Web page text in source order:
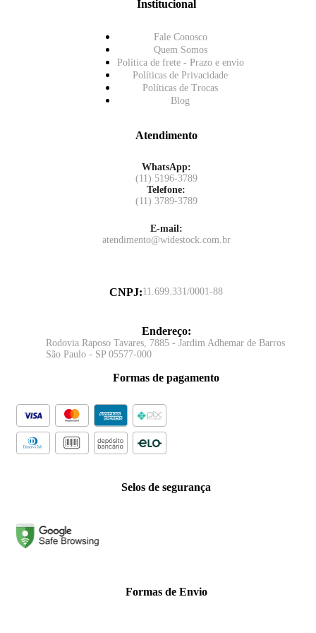
Institucional
Fale Conosco
Quem Somos
Política de frete - Prazo e envio
Políticas de Privacidade
Políticas de Trocas
Blog
Atendimento
WhatsApp:
(11) 5196-3789
Telefone:
(11) 3789-3789
E-mail:
atendimento@widestock.com.br
CNPJ:11.699.331/0001-88
Endereço:
Rodovia Raposo Tavares, 7885 - Jardim Adhemar de Barros
São Paulo - SP 05577-000
Formas de pagamento
Selos de segurança
Formas de Envio